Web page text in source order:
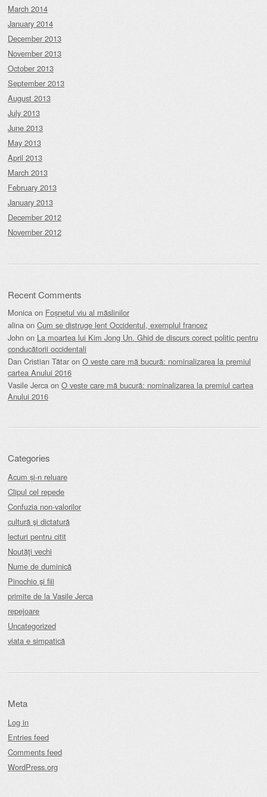
March 2014
January 2014
December 2013
November 2013
October 2013
September 2013
August 2013
July 2013
June 2013
May 2013
April 2013
March 2013
February 2013
January 2013
December 2012
November 2012
Recent Comments
Monica on Foșnetul viu al măslinilor
alina on Cum se distruge lent Occidentul, exemplul francez
John on La moartea lui Kim Jong Un. Ghid de discurs corect politic pentru
conducătorii occidentali
Dan Cristian Tătar on O veste care mă bucură: nominalizarea la premiul
cartea Anului 2016
Vasile Jerca on O veste care mă bucură: nominalizarea la premiul cartea
Anului 2016
Categories
Acum și-n reluare
Clipul cel repede
Confuzia non-valorilor
cultură şi dictatură
lecturi pentru citit
Noutăţi vechi
Nume de duminică
Pinochio şi fiii
primite de la Vasile Jerca
repejoare
Uncategorized
viata e simpatică
Meta
Log in
Entries feed
Comments feed
WordPress.org